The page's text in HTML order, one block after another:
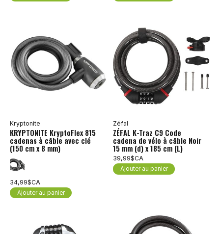
Kryptonite
KRYPTONITE KryptoFlex 815
cadenas à câble avec clé
(150 cm x 8 mm)
34,99$CA
Ajouter au panier
Zéfal
ZÉFAL K-Traz C9 Code
cadena de vélo à câble Noir
15 mm (d) x 185 cm (L)
39,99$CA
Ajouter au panier